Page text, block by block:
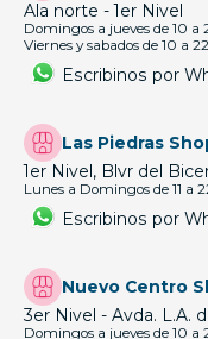
Ala norte - 1er Nivel
Domingos a jueves de 10 a
Viernes y sabados de 10 a
Escribinos por
Las Piedras
1er Nivel, Blvr del
Lunes a Domingos de 11 a
Escribinos por
Nuevo Centro
3er Nivel - Avda. L.A.
Domingos a jueves de 10 a